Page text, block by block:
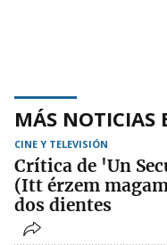
MÁS NOTICIAS
CINE Y TELEVISIÓN
Crítica de 'Un
(Itt érzem
dos dientes